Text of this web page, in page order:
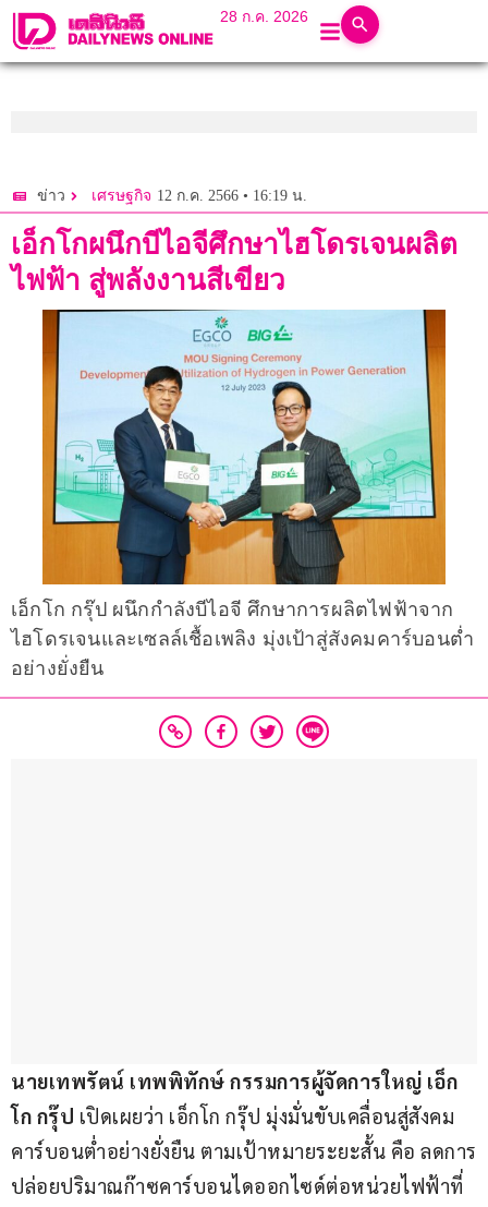
28 ก.ค. 2026
ข่าว เศรษฐกิจ 12 ก.ค. 2566 • 16:19 น.
เอ็กโกผนึกบีไอจีศึกษาไฮโดรเจนผลิต
ไฟฟ้า สู่พลังงานสีเขียว
เอ็กโก กรุ๊ป ผนึกกำลังบีไอจี ศึกษาการผลิตไฟฟ้าจาก
ไฮโดรเจนและเซลล์เชื้อเพลิง มุ่งเป้าสู่สังคมคาร์บอนต่ำ
อย่างยั่งยืน
นายเทพรัตน์ เทพพิทักษ์ กรรมการผู้จัดการใหญ่ เอ็ก
โก กรุ๊ป เปิดเผยว่า เอ็กโก กรุ๊ป มุ่งมั่นขับเคลื่อนสู่สังคม
คาร์บอนต่ำอย่างยั่งยืน ตามเป้าหมายระยะสั้น คือ ลดการ
ปล่อยปริมาณก๊าซคาร์บอนไดออกไซด์ต่อหน่วยไฟฟ้าที่